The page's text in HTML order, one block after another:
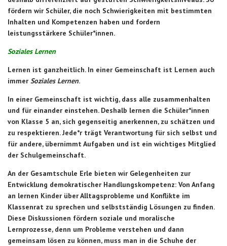
fördern wir Schüler, die noch Schwierigkeiten mit bestimmten
Inhalten und Kompetenzen haben und fordern
leistungsstärkere Schüler*innen.
Soziales Lernen
Lernen ist ganzheitlich. In einer Gemeinschaft ist Lernen auch
immer Soziales Lernen.
In einer Gemeinschaft ist wichtig, dass alle zusammenhalten
und für einander einstehen. Deshalb lernen die Schüler*innen
von Klasse 5 an, sich gegenseitig anerkennen, zu schätzen und
zu respektieren. Jede*r trägt Verantwortung für sich selbst und
für andere, übernimmt Aufgaben und ist ein wichtiges Mitglied
der Schulgemeinschaft.
An der Gesamtschule Erle bieten wir Gelegenheiten zur
Entwicklung demokratischer Handlungskompetenz: Von Anfang
an lernen Kinder über Alltagsprobleme und Konflikte im
Klassenrat zu sprechen und selbstständig Lösungen zu finden.
Diese Diskussionen fördern soziale und moralische
Lernprozesse, denn um Probleme verstehen und dann
gemeinsam lösen zu können, muss man in die Schuhe der